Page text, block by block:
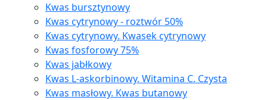
Kwas bursztynowy
Kwas cytrynowy - roztwór 50%
Kwas cytrynowy. Kwasek cytrynowy
Kwas fosforowy 75%
Kwas jabłkowy
Kwas L-askorbinowy. Witamina C. Czysta
Kwas masłowy. Kwas butanowy